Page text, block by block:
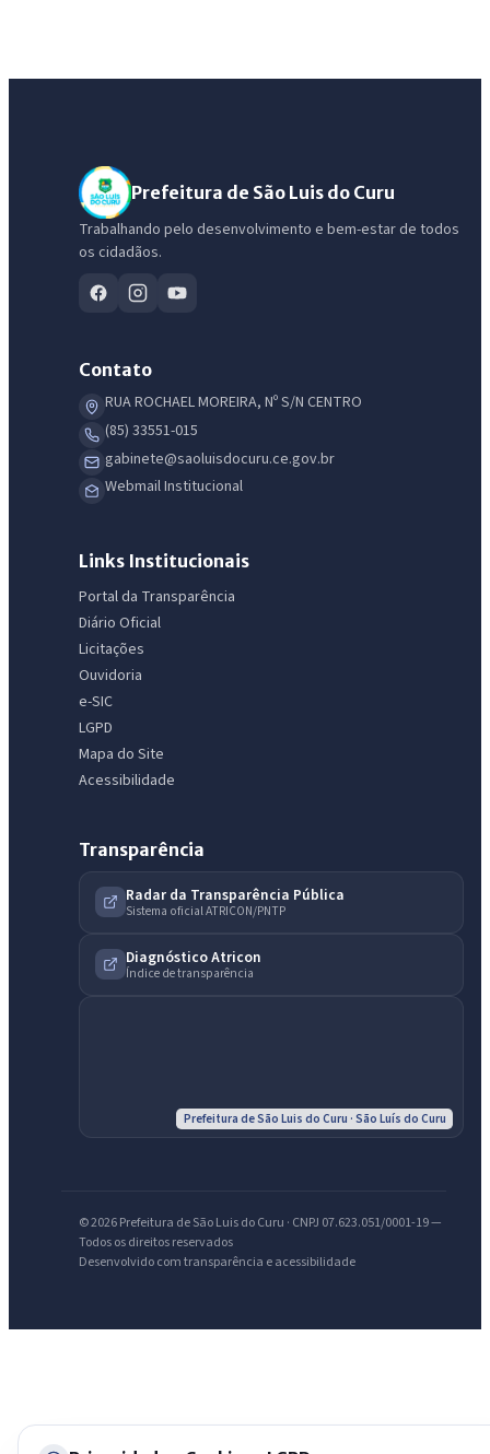
Prefeitura de São Luis do Curu
Trabalhando pelo desenvolvimento e bem-estar de todos
os cidadãos.
Contato
RUA ROCHAEL MOREIRA, Nº S/N CENTRO
(85) 33551-015
gabinete@saoluisdocuru.ce.gov.br
Webmail Institucional
Links Institucionais
Portal da Transparência
Diário Oficial
Licitações
Ouvidoria
e-SIC
LGPD
Mapa do Site
Acessibilidade
Transparência
Radar da Transparência Pública
Sistema oficial ATRICON/PNTP
Diagnóstico Atricon
Índice de transparência
Prefeitura de São Luis do Curu · São Luís do Curu
© 2026 Prefeitura de São Luis do Curu · CNPJ 07.623.051/0001-19 —
Todos os direitos reservados
Desenvolvido com transparência e acessibilidade
IntGest AI
Assistente do Portal
licitações, estrutura ou transparência do município.